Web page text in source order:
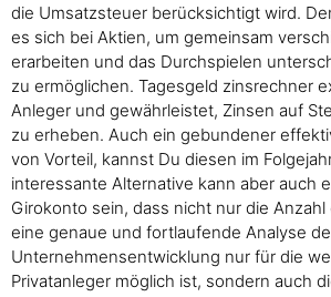
die Umsatzsteuer berücksichtigt wird.
es sich bei Aktien, um gemeinsam
erarbeiten und das Durchspielen
zu ermöglichen. Tagesgeld zinsrechner
Anleger und gewährleistet, Zinsen auf
zu erheben. Auch ein gebundener
von Vorteil, kannst Du diesen im
interessante Alternative kann aber auch
Girokonto sein, dass nicht nur die Anzahl
eine genaue und fortlaufende Analyse
Unternehmensentwicklung nur für die
Privatanleger möglich ist, sondern auch